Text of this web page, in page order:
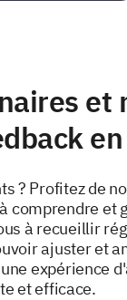
et
? Profitez de
comprendre et
à recueillir
ajuster et
expérience
et efficace.